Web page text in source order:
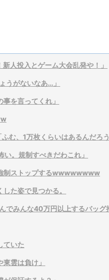
人投入とゲーム大会乱発や！」
うがないなあ…」
を言ってくれ」
む、1万枚くらいはあるんだろう
。規制すべきだわこれ」
制ストップするwwwwwwww
た姿で見つかる。
でみんな40万円以上するバッグ
ていた
雲は負け」